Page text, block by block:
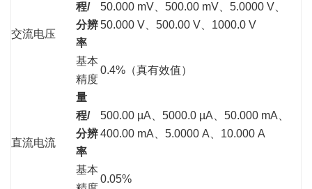
交流电压
程/
分辨
率
50.000 mV、500.00 mV、5.0000 V、
50.000 V、500.00 V、1000.0 V
基本
精度
0.4%（真有效值）
直流电流
量
程/
分辨
率
500.00 µA、5000.0 µA、50.000 mA、
400.00 mA、5.0000 A、10.000 A
基本
0.05%